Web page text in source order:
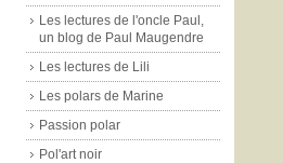
Les lectures de l'oncle Paul,
un blog de Paul Maugendre
Les lectures de Lili
Les polars de Marine
Passion polar
Pol'art noir